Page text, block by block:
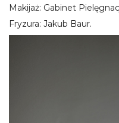
Makijaż: Gabinet
Fryzura: Jakub Baur.